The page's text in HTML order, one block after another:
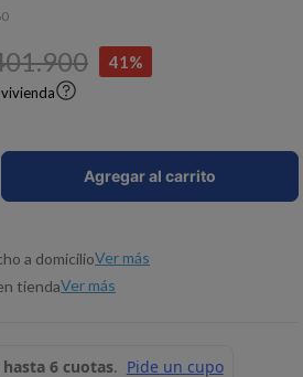
.900 41%
Agregar al carrito
a domicilioVer más
tiendaVer más